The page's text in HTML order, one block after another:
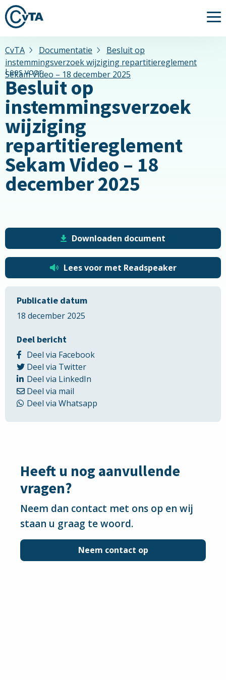
CvTA Documentatie
Besluit op
instemmingsverzoek wijziging repartitiereglement
Sekam Video – 18 december 2025
Lees voor
Besluit op
instemmingsverzoek
wijziging
repartitiereglement
Sekam Video – 18
december 2025
Downloaden document
Lees voor met Readspeaker
Publicatie datum
18 december 2025
Deel bericht
Deel via FacebookDelen
Deel via TwitterDelen
via
Deel via LinkedIn
LinkedIn
Deel via mail
via
Deel via Whatsapp
Heeft u nog aanvullende
vragen?
Neem dan contact met ons op en wij
staan u graag te woord.
Neem contact op